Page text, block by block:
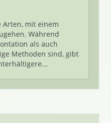
Arten, mit einem
Während
als auch
Methoden sind, gibt